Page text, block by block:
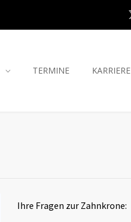
TERMINE KARRIERE
Ihre Fragen zur Zahnkrone: